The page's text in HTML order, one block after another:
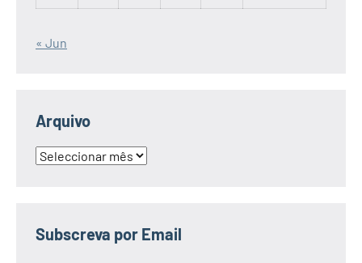
« Jun
Arquivo
Arquivo
Subscreva por Email